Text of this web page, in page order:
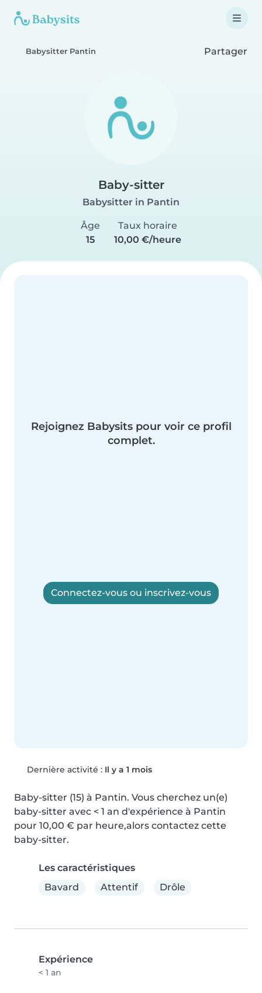
Babysitter Pantin Partager
Baby-sitter
Babysitter in Pantin
Âge
15
Taux horaire
10,00 €/heure
Rejoignez Babysits pour voir ce profil
complet.
Connectez-vous ou inscrivez-vous
Dernière activité : Il y a 1 mois
Baby-sitter (15) à Pantin. Vous cherchez un(e)
baby-sitter avec < 1 an d'expérience à Pantin
pour 10,00 € par heure,alors contactez cette
baby-sitter.
Les caractéristiques
Bavard
Attentif Drôle
Expérience
< 1 an